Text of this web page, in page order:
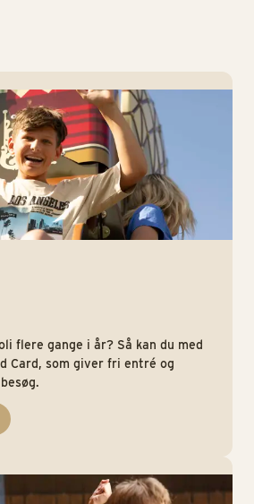
flere gange i år? Så kan du med
Card, som giver fri entré og